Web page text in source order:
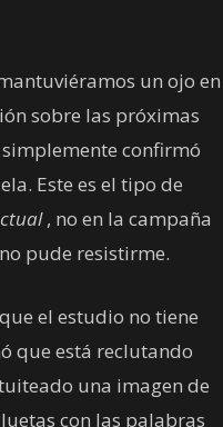
un ojo en
sobre las próximas
confirmó
Este es el tipo de
, no en la campaña
pude resistirme.
el estudio no tiene
que está reclutando
una imagen de
con las palabras